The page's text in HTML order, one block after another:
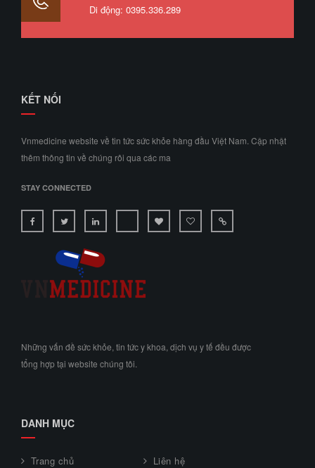
Di động: 0395.336.289
KẾT NỐI
Vnmedicine website về tin tức sức khỏe hàng đầu Việt Nam. Cập nhật
thêm thông tin về chúng rôi qua các ma
STAY CONNECTED
Những vấn đề sức khỏe, tin tức y khoa, dịch vụ y tế đều được
tổng hợp tại website chúng tôi.
DANH MỤC
Trang chủ Liên hệ